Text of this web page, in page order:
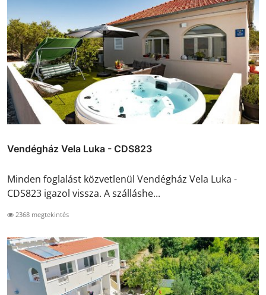
Vendégház Vela Luka - CDS823
Minden foglalást közvetlenül Vendégház Vela Luka -
CDS823 igazol vissza. A szálláshe...
2368 megtekintés